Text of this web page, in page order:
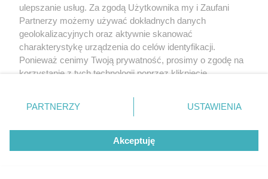
ulepszanie usług. Za zgodą Użytkownika my i Zaufani
Partnerzy możemy używać dokładnych danych
geolokalizacyjnych oraz aktywnie skanować
charakterystykę urządzenia do celów identyfikacji.
Ponieważ cenimy Twoją prywatność, prosimy o zgodę na
korzystanie z tych technologii poprzez kliknięcie
zmienić/wycofać klikając przycisk ustawień prywatności
znajdujący się w lewym dolnym rogu strony
rodzaje przetwarzania danych nie wymagają zgody
użytkownika, ale masz prawo sprzeciwić się takiemu
przetwarzaniu. Preferencje będą miały zastosowanie tylko
PARTNERZY USTAWIENIA
Akceptuję